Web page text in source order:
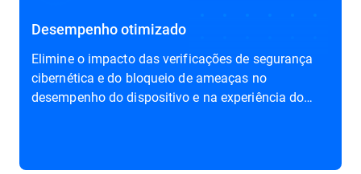
Desempenho otimizado
Elimine o impacto das verificações de segurança
cibernética e do bloqueio de ameaças no
desempenho do dispositivo e na experiência do